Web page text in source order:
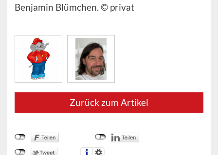
Benjamin Blümchen. © privat
Zurück zum Artikel